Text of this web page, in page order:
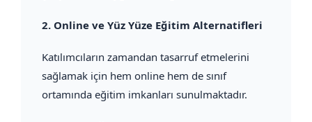
2. Online ve Yüz Yüze Eğitim Alternatifleri
Katılımcıların zamandan tasarruf etmelerini
sağlamak için hem online hem de sınıf
ortamında eğitim imkanları sunulmaktadır.